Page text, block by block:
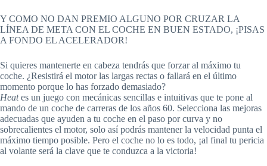
Y COMO NO DAN PREMIO ALGUNO POR CRUZAR LA
LÍNEA DE META CON EL COCHE EN BUEN ESTADO, ¡PISAS
A FONDO EL ACELERADOR!
Si quieres mantenerte en cabeza tendrás que forzar al máximo tu
coche. ¿Resistirá el motor las largas rectas o fallará en el último
momento porque lo has forzado demasiado?
Heates un juego con mecánicas sencillas e intuitivas que te pone al
mando de un coche de carreras de los años 60. Selecciona las mejoras
adecuadas que ayuden a tu coche en el paso por curva y no
sobrecalientes el motor, solo así podrás mantener la velocidad punta el
máximo tiempo posible. Pero el coche no lo es todo, ¡al final tu pericia
al volante será la clave que te conduzca a la victoria!